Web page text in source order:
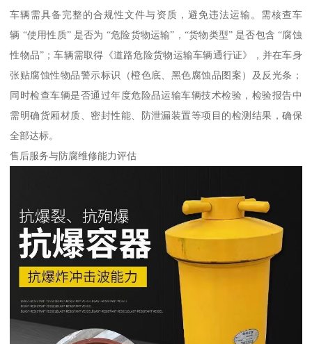
车辆需具备完整的合规性文件与资质，避免违法运输。需核查车
辆 “使用性质” 是否为 “危险货物运输”，“货物类型” 是否包含 “腐蚀
性物品”；车辆需取得《道路危险货物运输车辆通行证》，并在车身
张贴腐蚀性物品警示标识（橙色底、黑色腐蚀品图案）及反光条；
同时检查车辆是否通过年度危险品运输车辆技术检验，检验报告中
需明确货厢材质、密封性能、防泄漏装置等项目的检测结果，确保
全部达标。​
售后服务与防腐维修能力评估​